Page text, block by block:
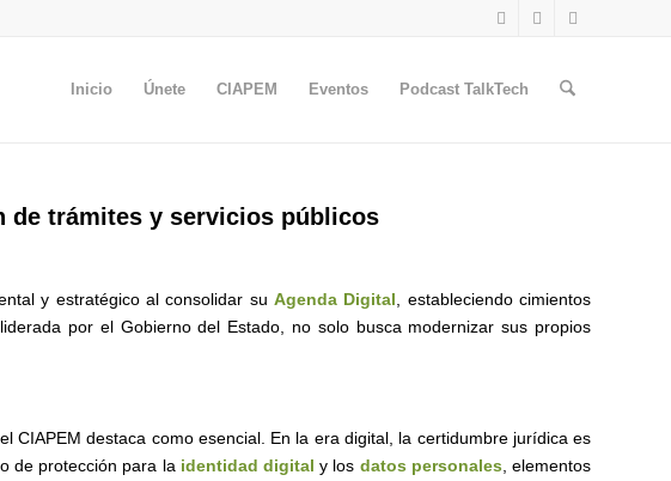
Inicio Únete CIAPEM Eventos Podcast TalkTech
de trámites y servicios públicos
y estratégico al consolidar suAgenda Digital , estableciendo cimientos
por el Gobierno del Estado, no solo busca modernizar sus propios
CIAPEM destaca como esencial. En la era digital, la certidumbre jurídica es
de protección para la identidad digital y los datos personales , elementos